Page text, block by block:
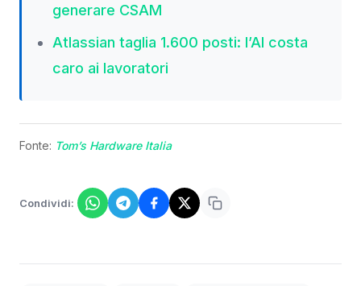
generare CSAM
Atlassian taglia 1.600 posti: l’AI costa
caro ai lavoratori
Fonte: Tom’s Hardware Italia
Condividi: